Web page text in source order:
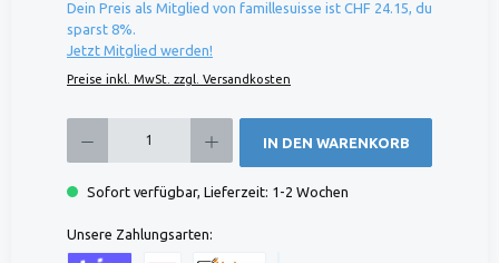
Dein Preis als Mitglied von famillesuisse ist CHF 24.15, du
sparst 8%.
Jetzt Mitglied werden!
Preise inkl. MwSt. zzgl. Versandkosten
IN DEN WARENKORB
Sofort verfügbar, Lieferzeit: 1-2 Wochen
Unsere Zahlungsarten: